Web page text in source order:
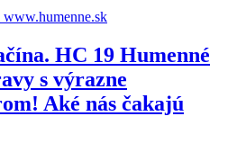
HC 19 Humenné
s výrazne
Aké nás čakajú